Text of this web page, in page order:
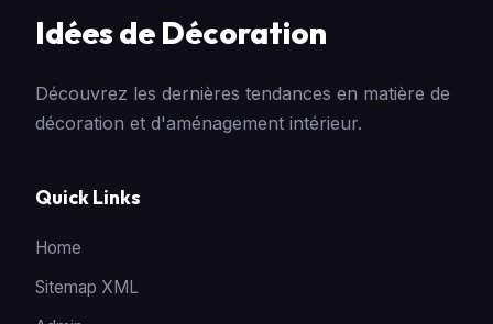
Idées de Décoration
Découvrez les dernières tendances en matière de
décoration et d'aménagement intérieur.
Quick Links
Home
Sitemap XML